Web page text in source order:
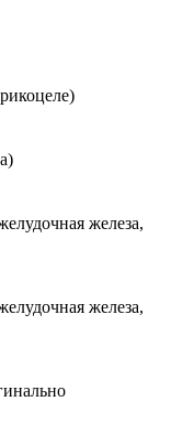
железа,
железа,